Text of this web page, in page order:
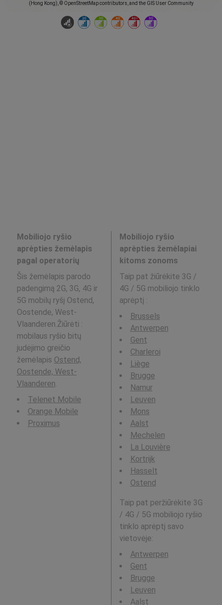
(Hong Kong), © OpenStreetMap contributors, and the GIS User Community
Mobiliojo ryšio
aprėpties žemėlapis
pagal operatorių
Šis žemėlapis parodo
padengimą 2G, 3G, 4G ir
5G mobilų ryšį Ostend,
Oostende, West-
Vlaanderen.Žiūrėti :
mobilaus ryšio bitų
judėjimo greičio
žemėlapis Ostend,
Oostende, West-
Vlaanderen
Telenet Mobile
Orange Mobile
Proximus
Mobiliojo ryšio
aprėpties žemėlapiai
kitoms zonoms
Taip pat žiūrėkite 3G /
4G / 5G mobiliojo tinklo
aprėptį :
Brussels
Antwerpen
Gent
Charleroi
Liège
Brugge
Namur
Leuven
Mons
Aalst
Mechelen
La Louvière
Kortrijk
Hasselt
Ostend
Taip pat peržiūrėkite 3G
/ 4G / 5G mobiliojo ryšio
tinklo aprėptį savo
vietovėje:
Antwerpen
Gent
Brugge
Leuven
Aalst